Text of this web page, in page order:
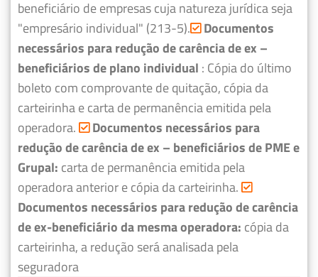
beneficiário de empresas cuja natureza jurídica seja
"empresário individual" (213-5). Documentos
necessários para redução de carência de ex –
beneficiários de plano individual : Cópia do último
boleto com comprovante de quitação, cópia da
carteirinha e carta de permanência emitida pela
operadora.
Documentos necessários para
redução de carência de ex – beneficiários de PME e
Grupal: carta de permanência emitida pela
operadora anterior e cópia da carteirinha.
Documentos necessários para redução de carência
de ex-beneficiário da mesma operadora: cópia da
carteirinha, a redução será analisada pela
seguradora